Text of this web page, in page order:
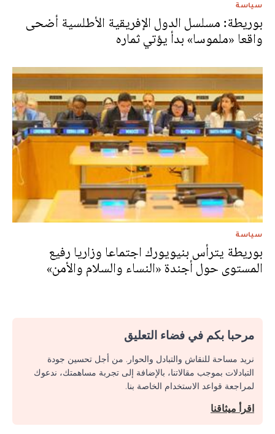
سياسة
بوريطة: مسلسل الدول الإفريقية الأطلسية أضحى
واقعا «ملموسا» بدأ يؤتي ثماره
سياسة
بوريطة يترأس بنيويورك اجتماعا وزاريا رفيع
المستوى حول أجندة «النساء والسلام والأمن»
مرحبا بكم في فضاء التعليق
نريد مساحة للنقاش والتبادل والحوار. من أجل تحسين جودة
التبادلات بموجب مقالاتنا، بالإضافة إلى تجربة مساهمتك، ندعوك
لمراجعة قواعد الاستخدام الخاصة بنا.
اقرأ ميثاقنا